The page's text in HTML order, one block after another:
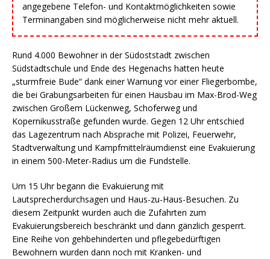
angegebene Telefon- und Kontaktmöglichkeiten sowie
Terminangaben sind möglicherweise nicht mehr aktuell.
Rund 4.000 Bewohner in der Südoststadt zwischen
Südstadtschule und Ende des Hegenachs hatten heute
„sturmfreie Bude“ dank einer Warnung vor einer Fliegerbombe,
die bei Grabungsarbeiten für einen Hausbau im Max-Brod-Weg
zwischen Großem Lückenweg, Schoferweg und
Kopernikusstraße gefunden wurde. Gegen 12 Uhr entschied
das Lagezentrum nach Absprache mit Polizei, Feuerwehr,
Stadtverwaltung und Kampfmittelräumdienst eine Evakuierung
in einem 500-Meter-Radius um die Fundstelle.
Um 15 Uhr begann die Evakuierung mit
Lautsprecherdurchsagen und Haus-zu-Haus-Besuchen. Zu
diesem Zeitpunkt wurden auch die Zufahrten zum
Evakuierungsbereich beschränkt und dann gänzlich gesperrt.
Eine Reihe von gehbehinderten und pflegebedürftigen
Bewohnern wurden dann noch mit Kranken- und